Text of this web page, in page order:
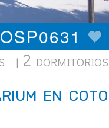
| 2 DORMITORIOS
EN COTO